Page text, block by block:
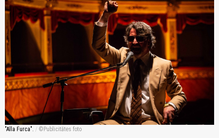
"Alla Furca". / Publicitātes foto